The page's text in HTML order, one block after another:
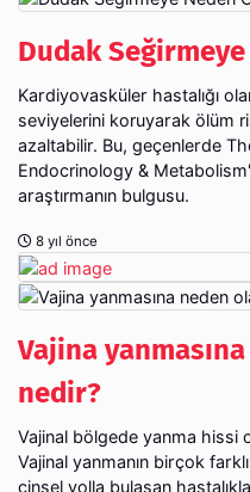
Dudak
Kardiyovasküler hastalığı
seviyelerini koruyarak ölüm
azaltabilir. Bu, geçenlerde
Endocrinology &
araştırmanın bulgusu.
8 yıl önce
Vajina
nedir?
Vajinal bölgede yanma hissi
Vajinal yanmanın birçok
cinsel yolla bulaşan